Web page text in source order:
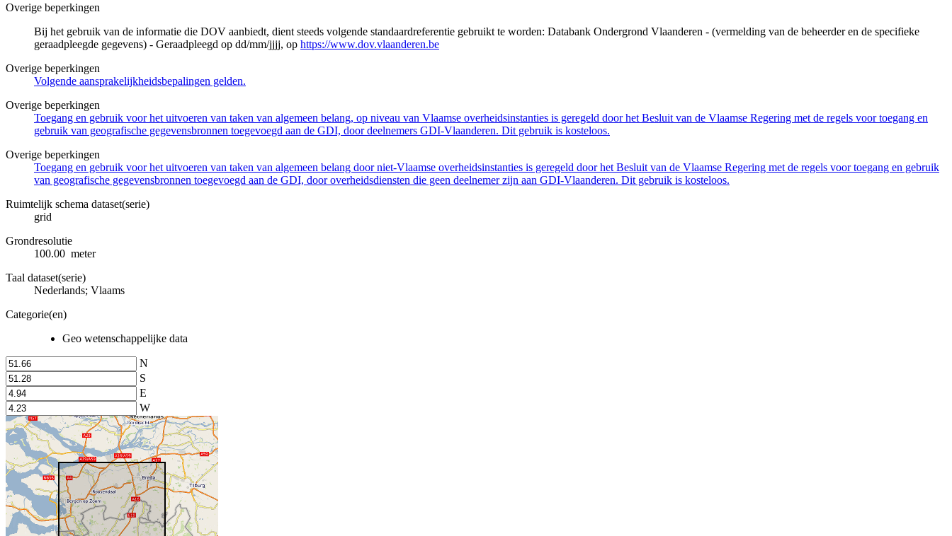
Overige beperkingen
Bij het gebruik van de informatie die DOV aanbiedt, dient steeds volgende standaardreferentie gebruikt te worden: Databank Ondergrond Vlaanderen - (vermelding van de beheerder en de specifieke
geraadpleegde gegevens) - Geraadpleegd op dd/mm/jjjj, op https://www.dov.vlaanderen.be
Overige beperkingen
Volgende aansprakelijkheidsbepalingen gelden.
Overige beperkingen
Toegang en gebruik voor het uitvoeren van taken van algemeen belang, op niveau van Vlaamse overheidsinstanties is geregeld door het Besluit van de Vlaamse Regering met de regels voor toegang en
gebruik van geografische gegevensbronnen toegevoegd aan de GDI, door deelnemers GDI-Vlaanderen. Dit gebruik is kosteloos.
Overige beperkingen
Toegang en gebruik voor het uitvoeren van taken van algemeen belang door niet-Vlaamse overheidsinstanties is geregeld door het Besluit van de Vlaamse Regering met de regels voor toegang en gebruik
van geografische gegevensbronnen toegevoegd aan de GDI, door overheidsdiensten die geen deelnemer zijn aan GDI-Vlaanderen. Dit gebruik is kosteloos.
Ruimtelijk schema dataset(serie)
grid
Grondresolutie
100.00 meter
Taal dataset(serie)
Nederlands; Vlaams
Categorie(en)
Geo wetenschappelijke data
N
S
E
W